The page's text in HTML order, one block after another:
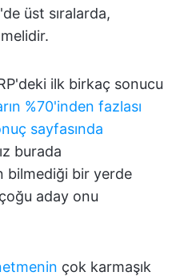
üst sıralarda,
ilk birkaç sonucu
%70'inden fazlası
sayfasında
burada
bilmediği bir yerde
aday onu
çok karmaşık